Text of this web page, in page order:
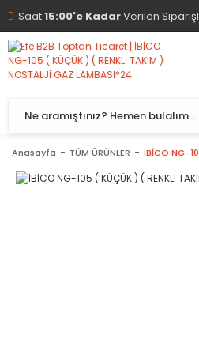
Saat15:00'e KadarVerilen
Anasayfa TÜM ÜRÜNLER İBİCO NG-